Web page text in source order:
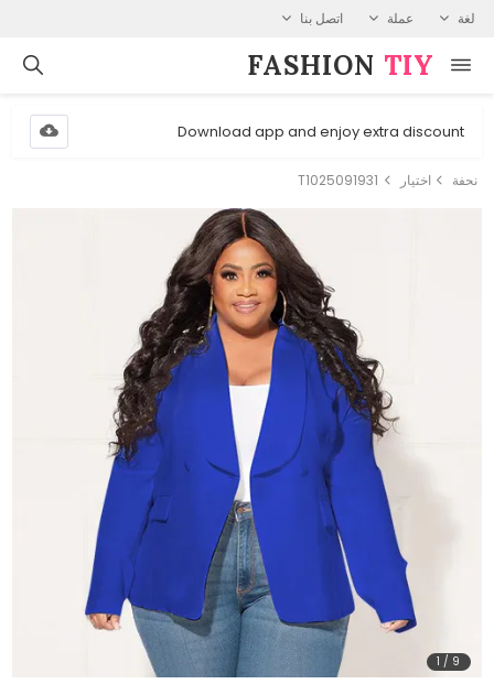
لغة عملة اتصل بنا
FASHION⁠ TIY
Download app and enjoy extra discount
نحفة اختيار T1025091931
1 / 9